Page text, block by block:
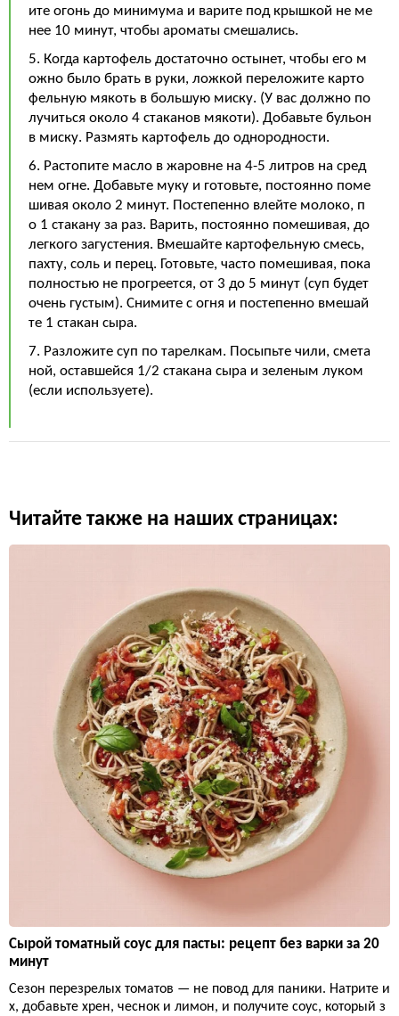
ите огонь до минимума и варите под крышкой не ме
нее 10 минут, чтобы ароматы смешались.
5. Когда картофель достаточно остынет, чтобы его м
ожно было брать в руки, ложкой переложите карто
фельную мякоть в большую миску. (У вас должно по
лучиться около 4 стаканов мякоти). Добавьте бульон
в миску. Размять картофель до однородности.
6. Растопите масло в жаровне на 4-5 литров на сред
нем огне. Добавьте муку и готовьте, постоянно поме
шивая около 2 минут. Постепенно влейте молоко, п
о 1 стакану за раз. Варить, постоянно помешивая, до
легкого загустения. Вмешайте картофельную смесь,
пахту, соль и перец. Готовьте, часто помешивая, пока
полностью не прогреется, от 3 до 5 минут (суп будет
очень густым). Снимите с огня и постепенно вмешай
те 1 стакан сыра.
7. Разложите суп по тарелкам. Посыпьте чили, смета
ной, оставшейся 1/2 стакана сыра и зеленым луком
(если используете).
Читайте также на наших страницах:
Сырой томатный соус для пасты: рецепт без варки за 20
минут
Сезон перезрелых томатов — не повод для паники. Натрите и
х, добавьте хрен, чеснок и лимон, и получите соус, который з